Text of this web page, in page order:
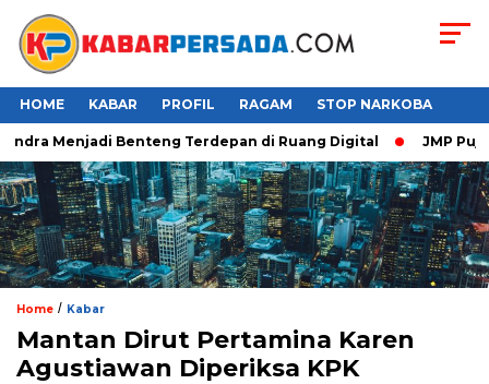
HOME KABAR PROFIL RAGAM STOP NARKOBA
Menjadi Benteng Terdepan di Ruang Digital JMP Puji
Home / Kabar
Mantan Dirut Pertamina Karen
Agustiawan Diperiksa KPK